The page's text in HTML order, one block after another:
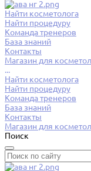
Найти косметолога
Найти процедуру
Команда тренеров
База знаний
Контакты
Магазин для
...
Найти косметолога
Найти процедуру
Команда тренеров
База знаний
Контакты
Магазин для
Поиск